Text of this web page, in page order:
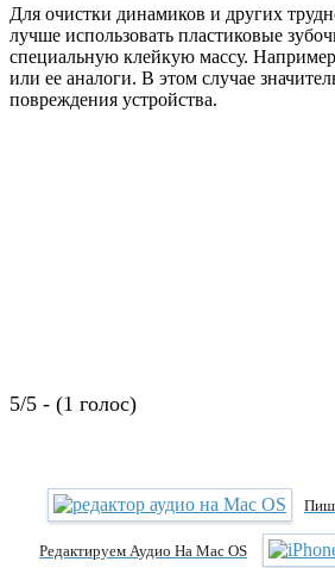
Для очистки динамиков и других
лучше использовать пластиковые
специальную клейкую массу.
или ее аналоги. В этом случае
повреждения устройства.
5/5 - (1 голос)
Редактируем Аудио На Mac OS